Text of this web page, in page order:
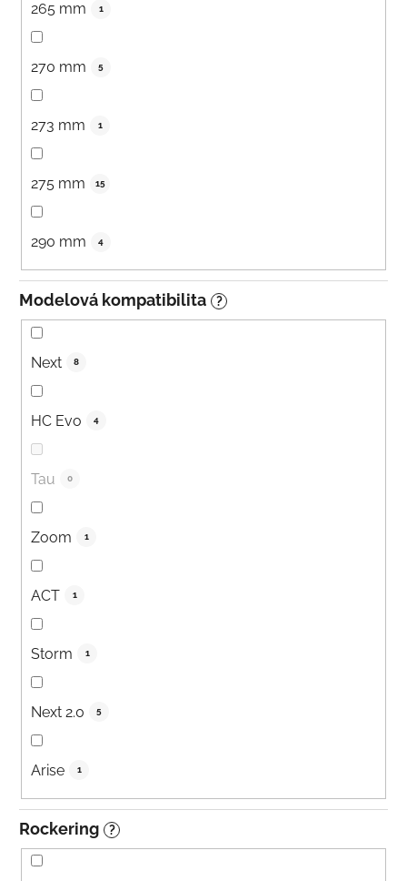
265 mm 1
270 mm 5
273 mm 1
275 mm 15
290 mm 4
Modelová kompatibilita ?
Next 8
HC Evo 4
Tau 0
Zoom 1
ACT 1
Storm 1
Next 2.0 5
Arise 1
Rockering ?